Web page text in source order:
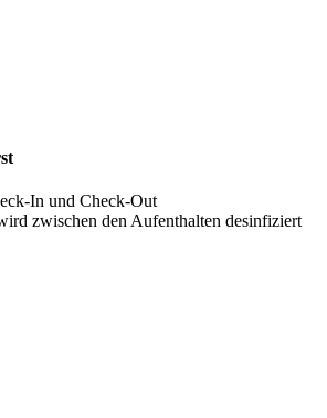
In und Check-Out
zwischen den Aufenthalten desinfiziert